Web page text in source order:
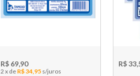
R$ 69,90
2 x R$ 34,95
R$